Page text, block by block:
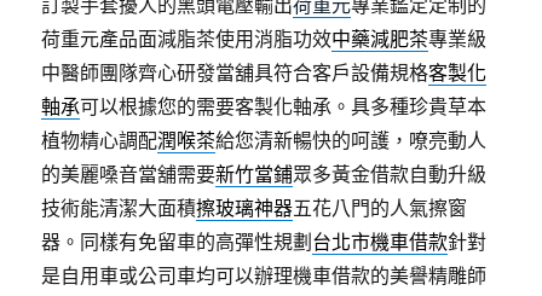
訂製手套擾人的黑頭電壓輸出荷重元專業鑑定定制的
荷重元產品面減脂茶使用消脂功效中藥減肥茶專業級
中醫師團隊齊心研發當舖具符合客戶設備規格客製化
軸承可以根據您的需要客製化軸承。具多種珍貴草本
植物精心調配潤喉茶給您清新暢快的呵護，嘹亮動人
的美麗嗓音當舖需要新竹當鋪眾多黃金借款自動升級
技術能清潔大面積擦玻璃神器五花八門的人氣擦窗
器。同樣有免留車的高彈性規劃 台北市機車借款針對
是自用車或公司車均可以辦理機車借款的美譽精雕師